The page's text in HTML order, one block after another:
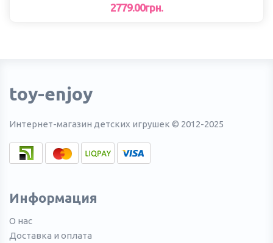
2779.00грн.
toy-enjoy
Интернет-магазин детских игрушек © 2012-2025
Информация
О нас
Доставка и оплата